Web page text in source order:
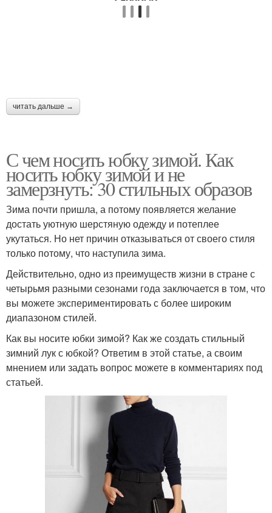
читать дальше →
С чем носить юбку зимой. Как
носить юбку зимой и не
замерзнуть: 30 стильных образов
Зима почти пришла, а потому появляется желание
достать уютную шерстяную одежду и потеплее
укутаться. Но нет причин отказываться от своего стиля
только потому, что наступила зима.
Действительно, одно из преимуществ жизни в стране с
четырьмя разными сезонами года заключается в том, что
вы можете экспериментировать с более широким
диапазоном стилей.
Как вы носите юбки зимой? Как же создать стильный
зимний лук с юбкой? Ответим в этой статье, а своим
мнением или задать вопрос можете в комментариях под
статьей.